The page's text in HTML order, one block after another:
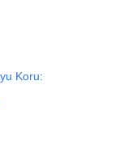
Koru: